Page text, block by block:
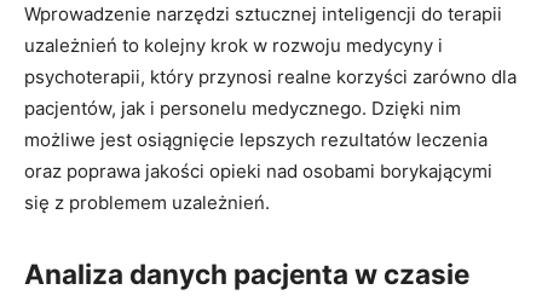
Wprowadzenie narzędzi sztucznej inteligencji do terapii
uzależnień to kolejny krok w rozwoju medycyny i
psychoterapii, który przynosi realne korzyści zarówno dla
pacjentów, jak i personelu medycznego. Dzięki nim
możliwe jest osiągnięcie lepszych rezultatów leczenia
oraz poprawa jakości opieki nad osobami borykającymi
się z problemem uzależnień.
Analiza danych pacjenta w czasie